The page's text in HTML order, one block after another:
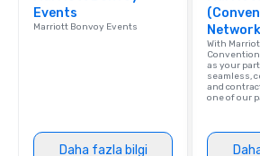
Events
Marriott Bonvoy Events
Daha fazla bilgi
With
as your
seamless,
and
one of our